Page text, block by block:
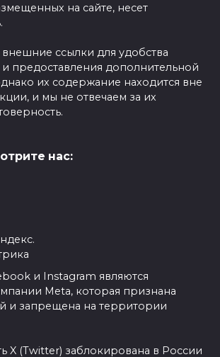
на сайте, несет
ссылки для удобства
и предоставления дополнительной
их содержание находится вне
и мы не отвечаем за их
нас:
и Instagram являются
Meta, которая признана
и запрещена на территории
X (Twitter) заблокирована в России